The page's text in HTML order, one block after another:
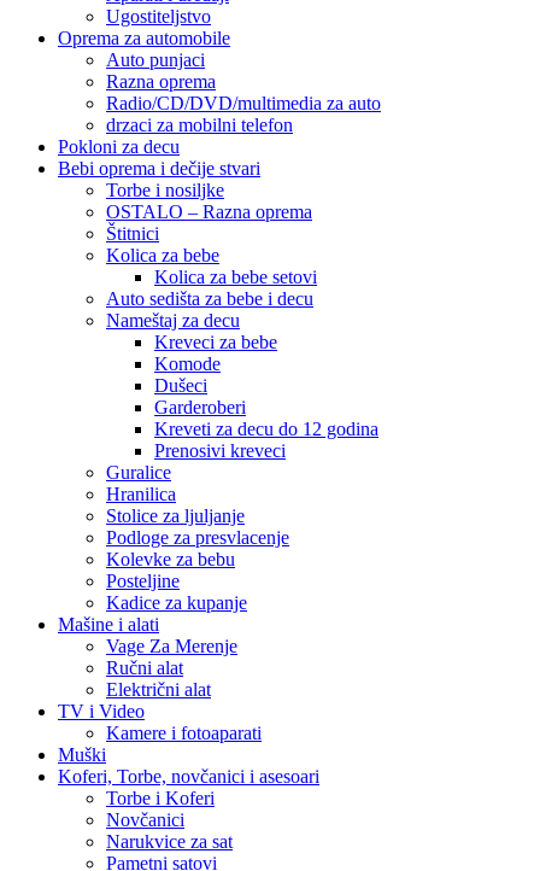
Ugostiteljstvo
Oprema za automobile
Auto punjaci
Razna oprema
Radio/CD/DVD/multimedia za auto
drzaci za mobilni telefon
Pokloni za decu
Bebi oprema i dečije stvari
Torbe i nosiljke
OSTALO – Razna oprema
Štitnici
Kolica za bebe
Kolica za bebe setovi
Auto sedišta za bebe i decu
Nameštaj za decu
Kreveci za bebe
Komode
Dušeci
Garderoberi
Kreveti za decu do 12 godina
Prenosivi kreveci
Guralice
Hranilica
Stolice za ljuljanje
Podloge za presvlacenje
Kolevke za bebu
Posteljine
Kadice za kupanje
Mašine i alati
Vage Za Merenje
Ručni alat
Električni alat
TV i Video
Kamere i fotoaparati
Muški
Koferi, Torbe, novčanici i asesoari
Torbe i Koferi
Novčanici
Narukvice za sat
Pametni satovi